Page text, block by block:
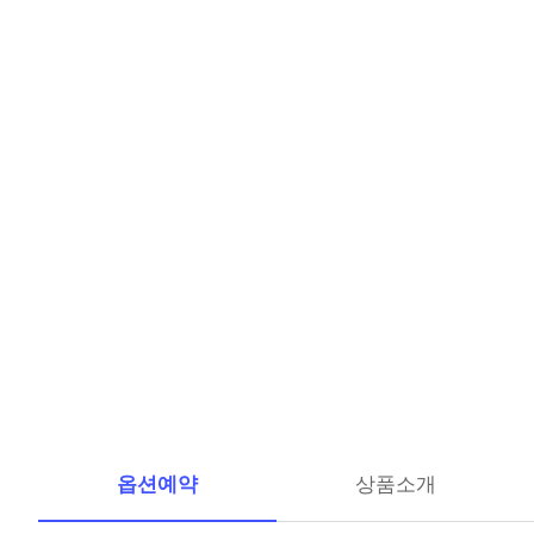
옵션예약 상품소개